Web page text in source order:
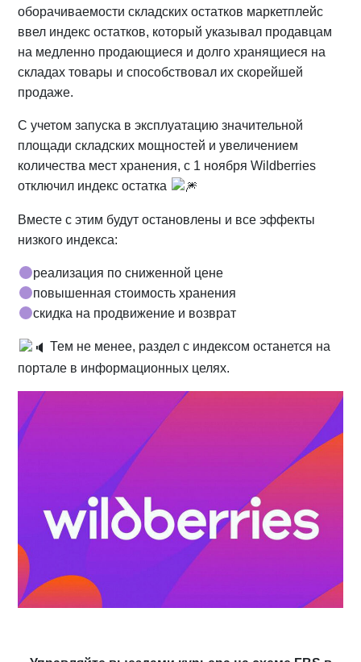
оборачиваемости складских остатков маркетплейс
ввел индекс остатков, который указывал продавцам
на медленно продающиеся и долго хранящиеся на
складах товары и способствовал их скорейшей
продаже.
С учетом запуска в эксплуатацию значительной
площади складских мощностей и увеличением
количества мест хранения, с 1 ноября Wildberries
отключил индекс остатка
Вместе с этим будут остановлены и все эффекты
низкого индекса:
реализация по сниженной цене
повышенная стоимость хранения
скидка на продвижение и возврат
Тем не менее, раздел с индексом останется на
портале в информационных целях.